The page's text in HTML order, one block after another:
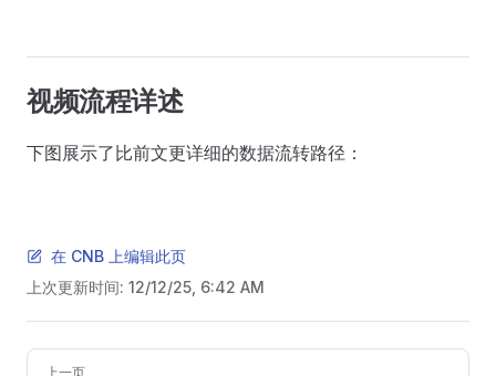
视频流程详述
下图展示了比前文更详细的数据流转路径：
在 CNB 上编辑此页
上次更新时间: 12/12/25, 6:42 AM
Pager
上一页